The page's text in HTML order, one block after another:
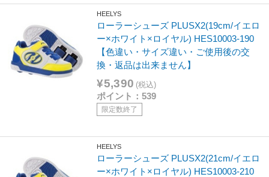
HEELYS
ローラーシューズ PLUSX2(19cm/イエロ
ー×ホワイト×ロイヤル) HES10003-190
【色違い・サイズ違い・ご使用後の交
換・返品は出来ません】
¥5,390 (税込)
ポイント：539
限定数終了
HEELYS
ローラーシューズ PLUSX2(21cm/イエロ
ー×ホワイト×ロイヤル) HES10003-210